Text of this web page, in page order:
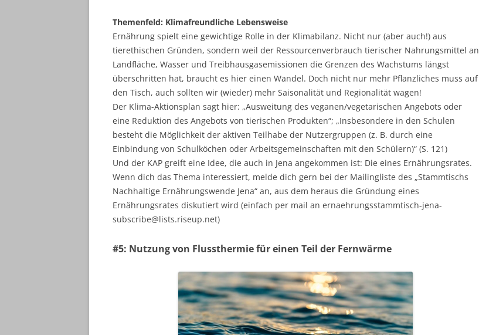
Themenfeld: Klimafreundliche Lebensweise
Ernährung spielt eine gewichtige Rolle in der Klimabilanz. Nicht nur (aber auch!) aus
tierethischen Gründen, sondern weil der Ressourcenverbrauch tierischer Nahrungsmittel an
Landfläche, Wasser und Treibhausgasemissionen die Grenzen des Wachstums längst
überschritten hat, braucht es hier einen Wandel. Doch nicht nur mehr Pflanzliches muss auf
den Tisch, auch sollten wir (wieder) mehr Saisonalität und Regionalität wagen!
Der Klima-Aktionsplan sagt hier: „Ausweitung des veganen/vegetarischen Angebots oder
eine Reduktion des Angebots von tierischen Produkten“; „Insbesondere in den Schulen
besteht die Möglichkeit der aktiven Teilhabe der Nutzergruppen (z. B. durch eine
Einbindung von Schulköchen oder Arbeitsgemeinschaften mit den Schülern)“ (S. 121)
Und der KAP greift eine Idee, die auch in Jena angekommen ist: Die eines Ernährungsrates.
Wenn dich das Thema interessiert, melde dich gern bei der Mailingliste des „Stammtischs
Nachhaltige Ernährungswende Jena“ an, aus dem heraus die Gründung eines
Ernährungsrates diskutiert wird (einfach per mail an ernaehrungsstammtisch-jena-
subscribe@lists.riseup.net)
#5: Nutzung von Flussthermie für einen Teil der Fernwärme